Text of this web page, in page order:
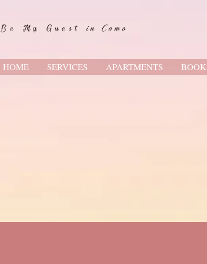
Be My Guestin Como
HOME SERVICES APARTMENTS BOOK